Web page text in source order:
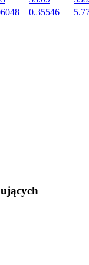
BTR
0.35546